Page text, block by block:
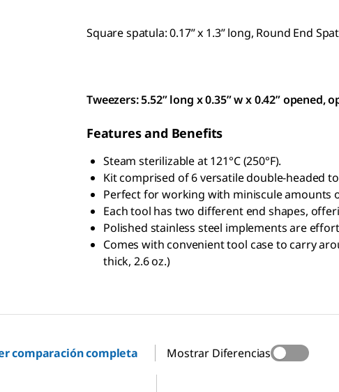
Square spatula: 0.17” x 1.3” long, Round End
Tweezers: 5.52” long x 0.35” w x 0.42” opened,
Features and Benefits
Steam sterilizable at 121°C (250°F).
Kit comprised of 6 versatile double-headed
Perfect for working with miniscule amounts
Each tool has two different end shapes,
Polished stainless steel implements are
Comes with convenient tool case to carry
thick, 2.6 oz.)
comparación completa Mostrar Diferencias